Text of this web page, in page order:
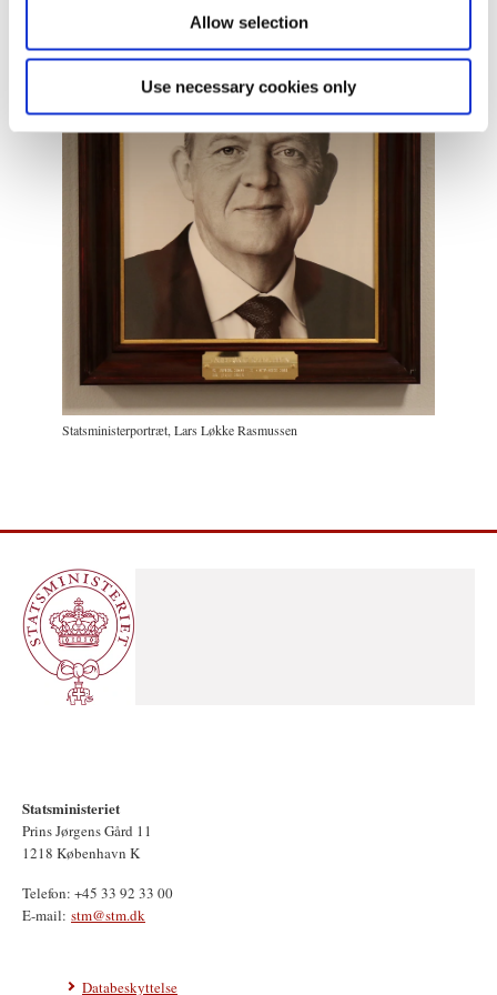
Allow selection
Use necessary cookies only
Statsministerportræt, Lars Løkke Rasmussen
Statsministeriet
Prins Jørgens Gård 11
1218 København K
Telefon: +45 33 92 33 00
E-mail: stm@stm.dk
Databeskyttelse